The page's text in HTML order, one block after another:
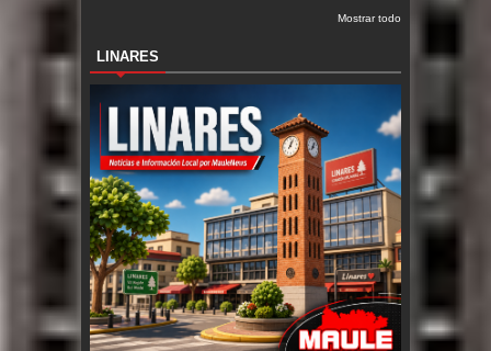
Mostrar todo
LINARES